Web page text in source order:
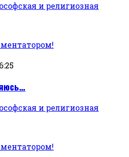
и религиозная
и религиозная